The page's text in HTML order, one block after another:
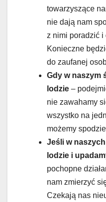
towarzyszące
nie dają nam
z nimi poradzić i
Konieczne
do zaufanej
Gdy w naszym
lodzie –
nie zawahamy
wszystko na
możemy
Jeśli w
lodzie i
pochopne
nam zmierzyć
Czekają nas